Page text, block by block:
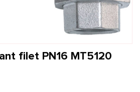
filet PN16 MT5120